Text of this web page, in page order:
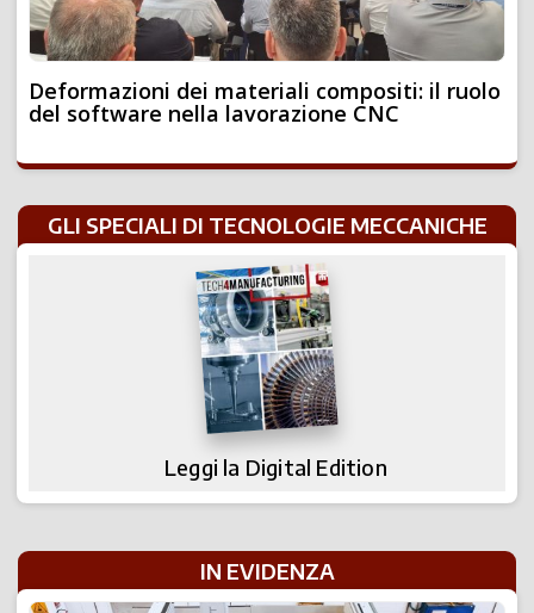
Deformazioni dei materiali compositi: il ruolo
del software nella lavorazione CNC
GLI SPECIALI DI TECNOLOGIE MECCANICHE
Leggi la Digital Edition
IN EVIDENZA